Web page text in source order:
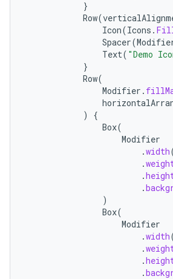
}
Row(
Icon(Icons .
Spacer(
Text( "Demo
}
Row(
Modifier .
)
{
Box(
Modifier
.width
.
.
.
)
Box(
Modifier
.width
.
.
.